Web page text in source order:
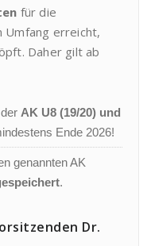
für die
Umfang erreicht,
Daher gilt ab
AK U8 (19/20) und
Ende 2026!
genannten AK
.
Dr.